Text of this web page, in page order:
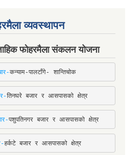
9851034034]
व्यवस्थापन
फोहरमैला संकलन योजना
कन्याम-पालटाँगे- शान्तिचोक
तिनघरे बजार र आसपासको क्षेत्र
पशुपतिनगर बजार र आसपासको क्षेत्र
हर्कटे बजार र आसपासको क्षेत्र